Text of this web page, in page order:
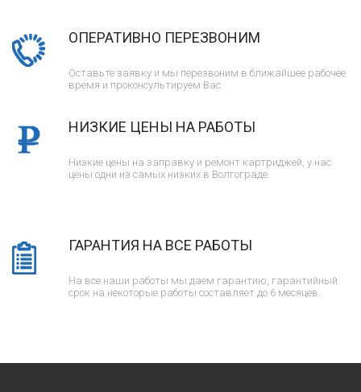
ОПЕРАТИВНО ПЕРЕЗВОНИМ
Оставьте заявку и мы перезвоним в ближайшее рабочее
время и проконсультируем Вас.
НИЗКИЕ ЦЕНЫ НА РАБОТЫ
Низкие цены на заправку и ремонт картриджей, у нас
цены одни из самых низких в Волгограде.
ГАРАНТИЯ НА ВСЕ РАБОТЫ
На все наши работы мы даем гарантию, гарантийный
срок на некоторые работы составляет до 6 месяцев.